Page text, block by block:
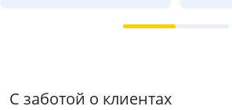
С заботой о клиентах